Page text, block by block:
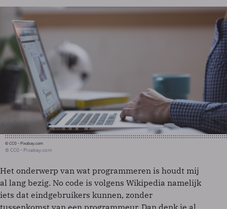
© CC0 - Pixabay.com
© CC0 - Pixabay.com
Het onderwerp van wat programmeren is houdt mij
al lang bezig. No code is volgens Wikipedia namelijk
iets dat eindgebruikers kunnen, zonder
tussenkomst van een programmeur. Dan denk je al